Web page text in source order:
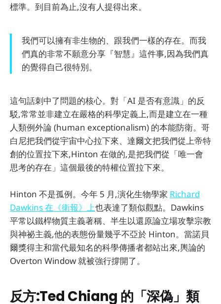
標準。到目前為止,沒有人提得出來。
我們可以擁有非生物的、跟我們一樣的存在。而我
們真的非常不願意分享『智慧』這件事,因為我們真
的覺得自己很特別。
這句話刺中了問題的核心。對「AI 是否有意識」的反
駁,常常並非建立在嚴格的科學定義上,而是建立在一種
人類例外論 (human exceptionalism) 的本能防衛。哥
白尼把我們從宇宙中心拉下來、達爾文把我們從上帝特
創的位置拉下來,Hinton 在做的,是把我們從「唯一會
思考的存在」這個最後的特權位置拉下來。
Hinton 不是孤例。今年 5 月,演化生物學家 Richard
Dawkins 在《衛報》上也表達了類似觀點。Dawkins
平常以鐵桿物質主義著稱、半生以還原論立場攻擊宗教
與神祕主義,他的表態份量幾乎不亞於 Hinton。當諾貝
爾獎得主和當代最知名的科學傳播者都站出來,輿論的
Overton Window 就被強行撐開了。
反方:Ted Chiang 的「深偽」類